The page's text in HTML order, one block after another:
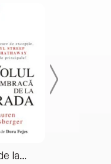
la...